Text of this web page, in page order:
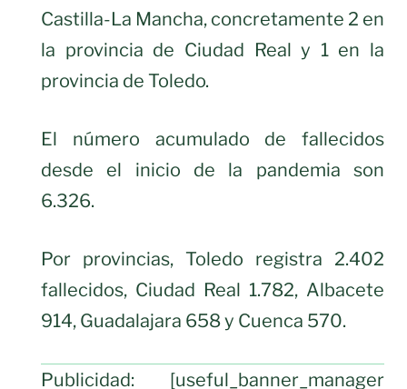
Castilla-La Mancha, concretamente 2 en
la provincia de Ciudad Real y 1 en la
provincia de Toledo.
El número acumulado de fallecidos
desde el inicio de la pandemia son
6.326.
Por provincias, Toledo registra 2.402
fallecidos, Ciudad Real 1.782, Albacete
914, Guadalajara 658 y Cuenca 570.
Publicidad: [useful_banner_manager